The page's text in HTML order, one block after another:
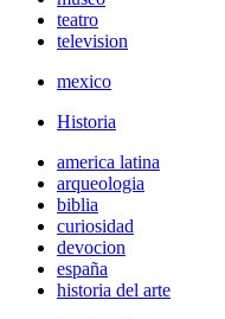
teatro
television
mexico
Historia
america latina
arqueologia
biblia
curiosidad
devocion
españa
historia del arte